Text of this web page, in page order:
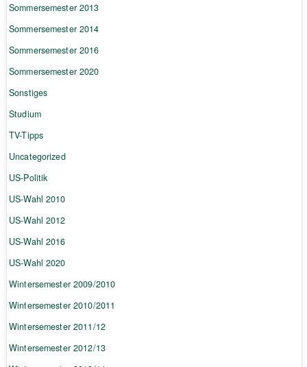
Sommersemester 2013
Sommersemester 2014
Sommersemester 2016
Sommersemester 2020
Sonstiges
Studium
TV-Tipps
Uncategorized
US-Politik
US-Wahl 2010
US-Wahl 2012
US-Wahl 2016
US-Wahl 2020
Wintersemester 2009/2010
Wintersemester 2010/2011
Wintersemester 2011/12
Wintersemester 2012/13